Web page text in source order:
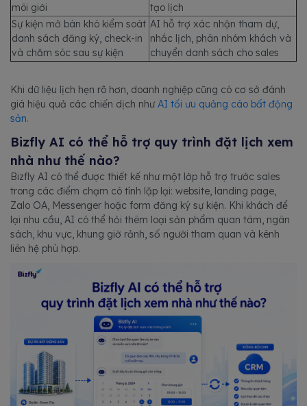
môi giới
tạo lịch
Sự kiện mở bán khó kiểm soát
danh sách đăng ký, check-in
và chăm sóc sau sự kiện
AI hỗ trợ xác nhận tham dự,
nhắc lịch, phân nhóm khách và
chuyển danh sách cho sales
Khi dữ liệu lịch hẹn rõ hơn, doanh nghiệp cũng có cơ sở đánh
giá hiệu quả các chiến dịch như AI tối ưu quảng cáo bất động
sản.
Bizfly AI có thể hỗ trợ quy trình đặt lịch xem
nhà như thế nào?
Bizfly AI có thể được thiết kế như một lớp hỗ trợ trước sales
trong các điểm chạm có tính lặp lại: website, landing page,
Zalo OA, Messenger hoặc form đăng ký sự kiện. Khi khách để
lại nhu cầu, AI có thể hỏi thêm loại sản phẩm quan tâm, ngân
sách, khu vực, khung giờ rảnh, số người tham quan và kênh
liên hệ phù hợp.